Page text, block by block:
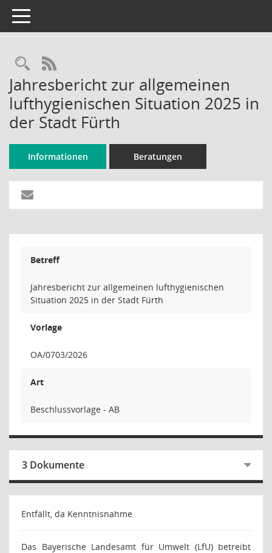
Toggle navigation
Rechercheauswahl
RSS-Feed
Jahresbericht zur allgemeinen
lufthygienischen Situation 2025 in
der Stadt Fürth
Informationen Beratungen
Betreff
Jahresbericht zur allgemeinen lufthygienischen
Situation 2025 in der Stadt Fürth
Vorlage
OA/0703/2026
Art
Beschlussvorlage - AB
3 Dokumente
Entfällt, da Kenntnisnahme
Das Bayerische Landesamt für Umwelt (LfU) betreibt